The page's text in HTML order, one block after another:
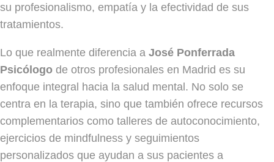
su profesionalismo, empatía y la efectividad de sus
tratamientos.
Lo que realmente diferencia a José Ponferrada
Psicólogo de otros profesionales en Madrid es su
enfoque integral hacia la salud mental. No solo se
centra en la terapia, sino que también ofrece recursos
complementarios como talleres de autoconocimiento,
ejercicios de mindfulness y seguimientos
personalizados que ayudan a sus pacientes a